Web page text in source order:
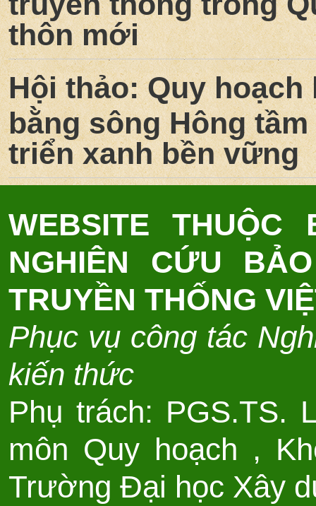
thôn mới
Hội thảo: Quy
bằng sông Hông
triển xanh bền vững
WEBSITE THUỘC
NGHIÊN CỨU
TRUYỀN THỐNG
Phục vụ công tác
kiến thức
Phụ trách: PGS.TS.
môn Quy hoạch ,
Trường Đại học Xây